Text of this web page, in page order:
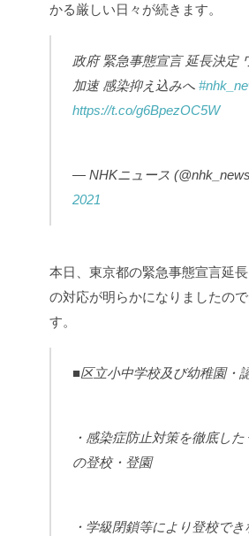
かる厳しい日々が続きます。
政府 緊急事態宣言 延長決定
加速 感染抑え込みへ
https://t.co/g6BpezOC5W
— NHKニュース
2021
本日、東京都の緊急事態宣言延
の対応が明らかになりましたの
す。
■区立小中学校及び幼稚園・
・感染症防止対策を徹底し
の登校・登園
・学級閉鎖等により登校で